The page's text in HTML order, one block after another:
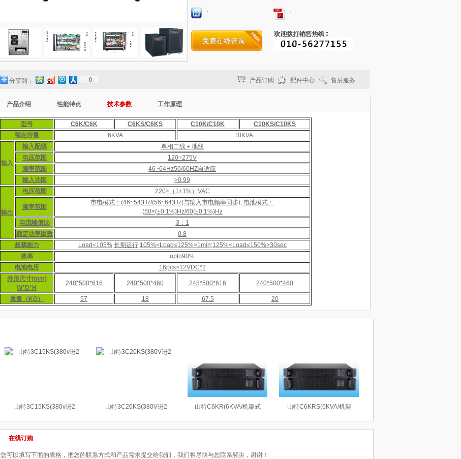
' '
分享到： 0 产品订购 配件中心 售后服务
产品介绍 性能特点 技术参数 工作原理
型号 C6K/C6K C6KS/C6KS C10K/C10K
C10KS/C10KS
额定容量
6KVA 10KVA
输入
输入配线
单相二线＋地线
电压范围
120~275V
频率范围
46~64Hz50/60HZ自适应
输入功因
>0.99
输出
电压范围 220×（1±1%）VAC
频率范围
市电模式：(46~54)Hz/(56~64)Hz(与输入市电频率同步); 电池模式：
(50×(±0.1%)Hz/60(±0.1%)Hz
电流峰值比
3：1
额定功率因数
0.8
超载能力
Load<105%,长期运行;105%<Load≤125%>1min;125%<Load≤150%>30sec
效率
upto90%
电池电压
16pcs×12VDC*2
外形尺寸(mm)
W*D*H
248*500*616 240*500*460 248*500*616 240*500*460
重量（KG） 57 18 67.5 20
山特3C15KS(380v进2 山特3C20KS(380V进2 山特C6KR(6KVA/机架式 山特C6KRS(6KVA/机架
在线订购
您可以填写下面的表格，把您的联系方式和产品需求提交给我们，我们将尽快与您联系解决，谢谢！